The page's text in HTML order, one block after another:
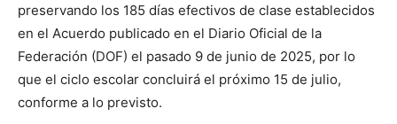
preservando los 185 días efectivos de clase establecidos
en el Acuerdo publicado en el Diario Oficial de la
Federación (DOF) el pasado 9 de junio de 2025, por lo
que el ciclo escolar concluirá el próximo 15 de julio,
conforme a lo previsto.